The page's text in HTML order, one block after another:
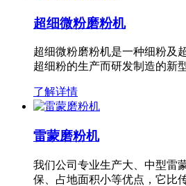
超细微粉磨粉机
超细微粉磨粉机是一种细粉及
超细粉的生产而研发制造的新
了解详情
雷蒙磨粉机
我们公司专业生产大、中型雷
保、占地面积小等优点，它比